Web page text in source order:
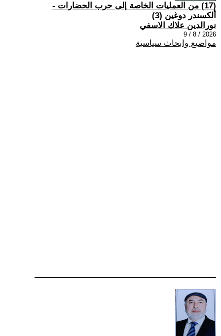
(17) من العمليات الخاصة إلى حرب الحضارات -
ألكسندر دوغين (3)
نورالدين علاك الاسفي
2026 / 8 / 9
مواضيع وابحاث سياسية